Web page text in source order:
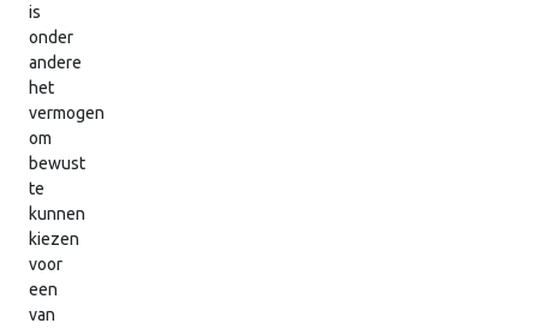
is
onder
andere
het
vermogen
om
bewust
te
kunnen
kiezen
voor
een
van